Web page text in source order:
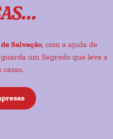
Salvação, com a ajuda de
guarda um Segredo que leva a
casas.